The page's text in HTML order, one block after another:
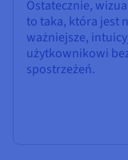
Ostatecznie,
to taka, która jest
ważniejsze,
użytkownikowi
spostrzeżeń.